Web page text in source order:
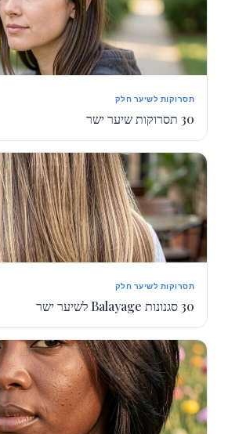
תסרוקות לשיער חלק
30 תסרוקות שיער ישר
תסרוקות לשיער חלק
30 סגנונות Balayage לשיער ישר